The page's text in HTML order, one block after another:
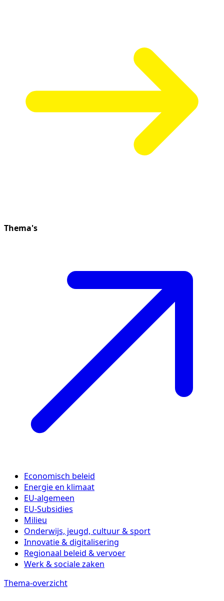
Thema's
Economisch beleid
Energie en klimaat
EU-algemeen
EU-Subsidies
Milieu
Onderwijs, jeugd, cultuur & sport
Innovatie & digitalisering
Regionaal beleid & vervoer
Werk & sociale zaken
Thema-overzicht